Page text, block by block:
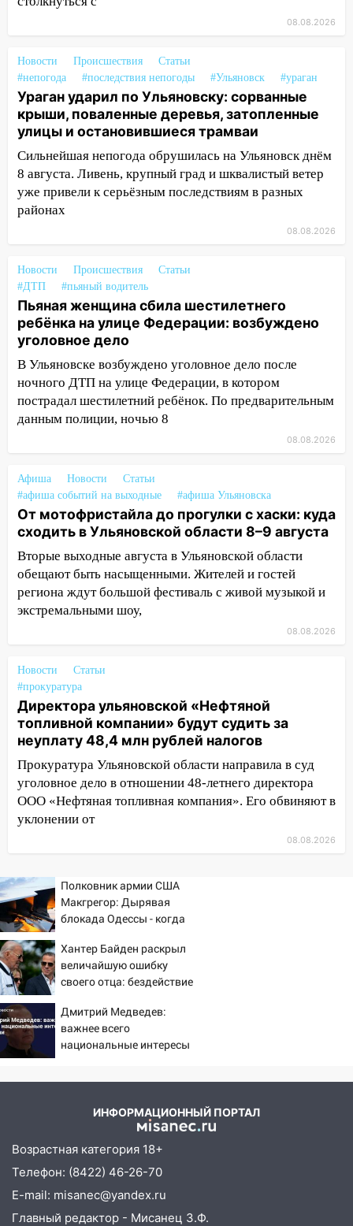
14:16 Шторм продолжает ломать город:
14:14
Студента из Ульяновска обманули
мошенники под видом преподавателя
14:12 Куда жаловаться ульяновцам на
упавшее дерево или затопленную улицу
после непогоды
13:59 В Новом городе ураганным
ветром сорвало опалубку со
строящегося дома
как устраняют последствия мощного
шторма
13:49 Стихия продолжает крушить
Ульяновск: дерево рухнуло на дом на
Орджоникидзе
13:47 На Нижней Террасе мощным
ветром вырвало дерево с корнем
13:46 Сильный ветер сорвал крышу с
транспорту: в Ульяновске трамвай
сошёл с рельсов
13:22 Упавшие деревья перекрыли
дороги в Ульяновске: фото
13:17 Непогода в Ульяновске не
закончится сегодня: сильные ливни
сохранятся 9 августа
знакомого 191 тысячу рублей
13:14 Ураган оторвал светофор на
проспекте Филатова в Ульяновске
13:12 Дерево пробило крышу дома на
Новгородской в Ульяновске и рухнуло
на электрощит
13:10 В Заволжском районе дерево
сорванные крыши, поваленные деревья,
затопленные улицы и остановившиеся
трамваи
12:17
Ульяновск накрыл крупный град:
после ливня город снова уходит под
воду
12:12
Прокуратура взяла на контроль
ДТП с шестилетним ребёнком на улице
Федерации
шестилетнего ребёнка на улице
Федерации: возбуждено уголовное дело
В Ульяновске ищут 37-летнего
мужчину, пропавшего ещё 19 июля
10:30 От мотофристайла до прогулки с
хаски: куда сходить в Ульяновской
области 8–9 августа
08.08.2026
Новости Происшествия
Статьи
#непогода
#последствия непогоды #Ульяновск #ураган
Ураган ударил по Ульяновску: сорванные
крыши, поваленные деревья, затопленные
улицы и остановившиеся трамваи
Сильнейшая непогода обрушилась на Ульяновск днём
8 августа. Ливень, крупный град и шквалистый ветер
уже привели к серьёзным последствиям в разных
районах
08.08.2026
Новости Происшествия
Статьи
#ДТП
#пьяный водитель
Пьяная женщина сбила шестилетнего
ребёнка на улице Федерации: возбуждено
уголовное дело
В Ульяновске возбуждено уголовное дело после
ночного ДТП на улице Федерации, в котором
пострадал шестилетний ребёнок. По предварительным
данным полиции, ночью 8
08.08.2026
Афиша Новости
Статьи
#афиша событий на выходные
#афиша Ульяновска
От мотофристайла до прогулки с хаски: куда
сходить в Ульяновской области 8–9 августа
Вторые выходные августа в Ульяновской области
обещают быть насыщенными. Жителей и гостей
региона ждут большой фестиваль с живой музыкой и
экстремальными шоу,
08.08.2026
Новости
Статьи
#прокуратура
Директора ульяновской «Нефтяной
топливной компании» будут судить за
неуплату 48,4 млн рублей налогов
Прокуратура Ульяновской области направила в суд
уголовное дело в отношении 48-летнего директора
ООО «Нефтяная топливная компания». Его обвиняют в
уклонении от
08.08.2026
Полковник армии США
Макгрегор: Дырявая
блокада Одессы - когда
России за это полетят
головы?
Хантер Байден раскрыл
величайшую ошибку
своего отца: бездействие
Дмитрий Медведев:
важнее всего
национальные интересы
ИНФОРМАЦИОННЫЙ ПОРТАЛ
Возрастная категория 18+
Телефон: (8422) 46-26-70
E-mail: misanec@yandex.ru
Главный редактор - Мисанец З.Ф.